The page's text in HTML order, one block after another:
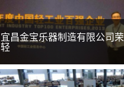
宜昌金宝乐器制造有限公司
轻